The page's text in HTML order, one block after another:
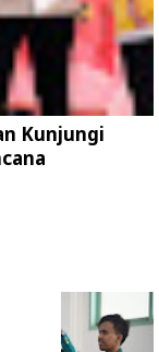
Kunjungi